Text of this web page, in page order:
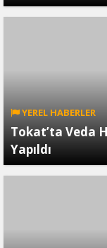
YEREL HABERLER
Tokat’ta Veda
Yapıldı